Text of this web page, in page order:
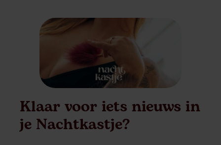
Klaar voor iets nieuws in
je Nachtkastje?